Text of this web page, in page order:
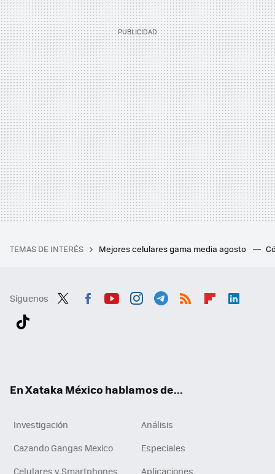
TEMAS DE INTERÉS Mejores celulares gama media agosto
Síguenos
En Xataka México hablamos de...
Investigación
Análisis
Cazando Gangas Mexico
Especiales
Celulares y Smartphones
Aplicaciones